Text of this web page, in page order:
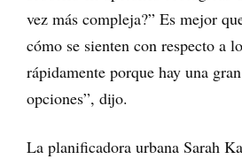
vez más compleja?” Es mejor
cómo se sienten con respecto a
rápidamente porque hay una
opciones”, dijo.
La planificadora urbana Sarah